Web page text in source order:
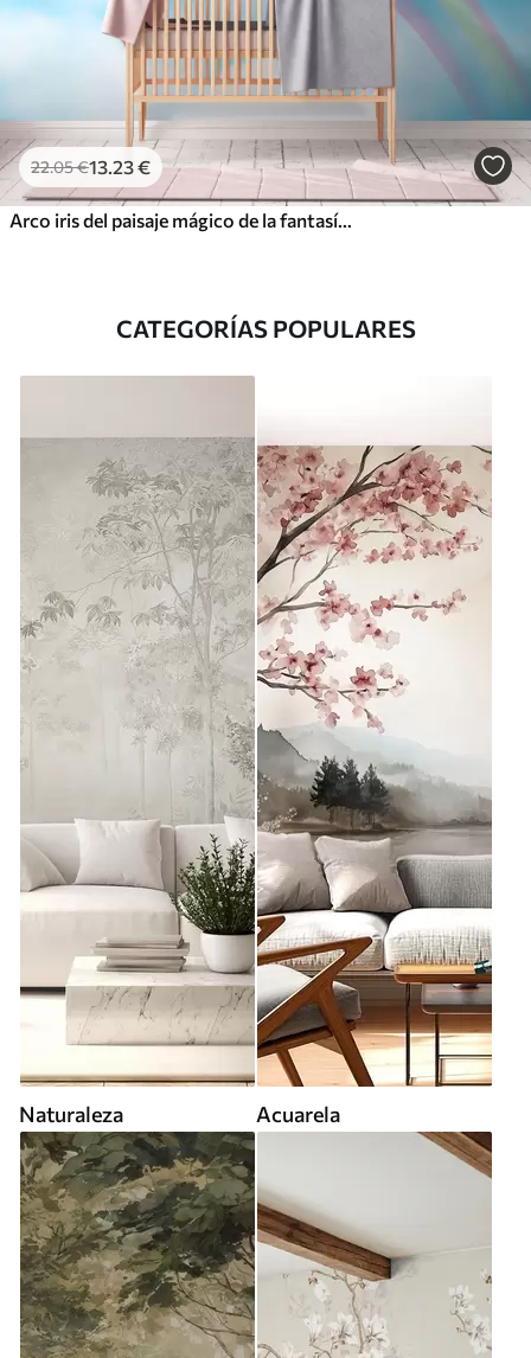
22.05€13 .23€
Arco iris del paisaje mágico de la fantasía en el cielo
CATEGORÍAS POPULARES
Naturaleza Acuarela